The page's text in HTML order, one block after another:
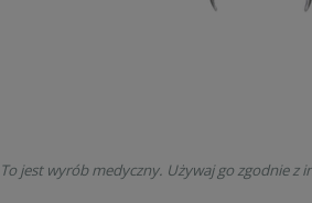
To jest wyrób medyczny. Używaj go zgodnie z